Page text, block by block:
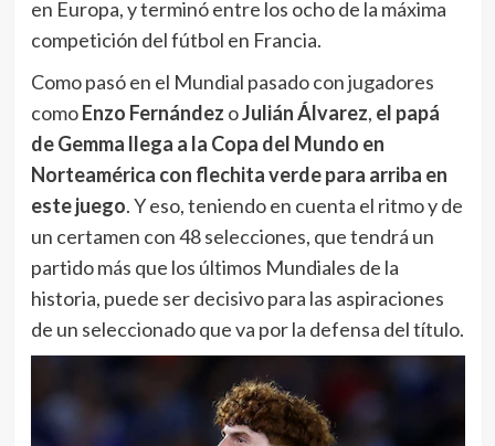
Norteamérica con flechita verde para arriba en
un certamen con 48 selecciones, que tendrá un
partido más que los últimos Mundiales de la
historia, puede ser decisivo para las aspiraciones
de un seleccionado que va por la defensa del título.